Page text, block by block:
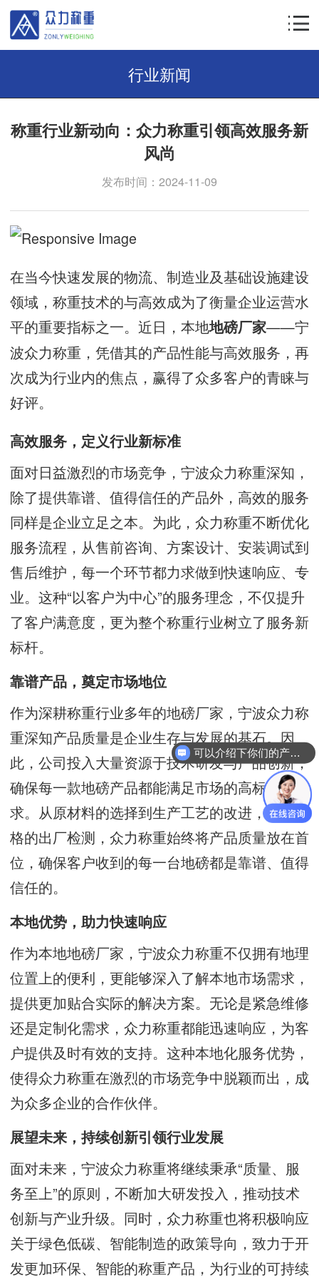
行业新闻
称重行业新动向：众力称重引领高效服务新
风尚
发布时间：2024-11-09
在当今快速发展的物流、制造业及基础设施建设
领域，称重技术的与高效成为了衡量企业运营水
平的重要指标之一。近日，本地地磅厂家——宁
波众力称重，凭借其的产品性能与高效服务，再
次成为行业内的焦点，赢得了众多客户的青睐与
好评。
高效服务，定义行业新标准
面对日益激烈的市场竞争，宁波众力称重深知，
除了提供靠谱、值得信任的产品外，高效的服务
同样是企业立足之本。为此，众力称重不断优化
服务流程，从售前咨询、方案设计、安装调试到
售后维护，每一个环节都力求做到快速响应、专
业。这种“以客户为中心”的服务理念，不仅提升
了客户满意度，更为整个称重行业树立了服务新
标杆。
靠谱产品，奠定市场地位
作为深耕称重行业多年的地磅厂家，宁波众力称
重深知产品质量是企业生存与发展的基石。因
此，公司投入大量资源于技术研发与产品创新，
确保每一款地磅产品都能满足市场的高标准要
求。从原材料的选择到生产工艺的改进，再到严
格的出厂检测，众力称重始终将产品质量放在首
位，确保客户收到的每一台地磅都是靠谱、值得
信任的。
本地优势，助力快速响应
作为本地地磅厂家，宁波众力称重不仅拥有地理
位置上的便利，更能够深入了解本地市场需求，
提供更加贴合实际的解决方案。无论是紧急维修
还是定制化需求，众力称重都能迅速响应，为客
户提供及时有效的支持。这种本地化服务优势，
使得众力称重在激烈的市场竞争中脱颖而出，成
为众多企业的合作伙伴。
展望未来，持续创新引领行业发展
面对未来，宁波众力称重将继续秉承“质量、服
务至上”的原则，不断加大研发投入，推动技术
创新与产业升级。同时，众力称重也将积极响应
关于绿色低碳、智能制造的政策导向，致力于开
发更加环保、智能的称重产品，为行业的可持续
可以介绍下你们的产品么？